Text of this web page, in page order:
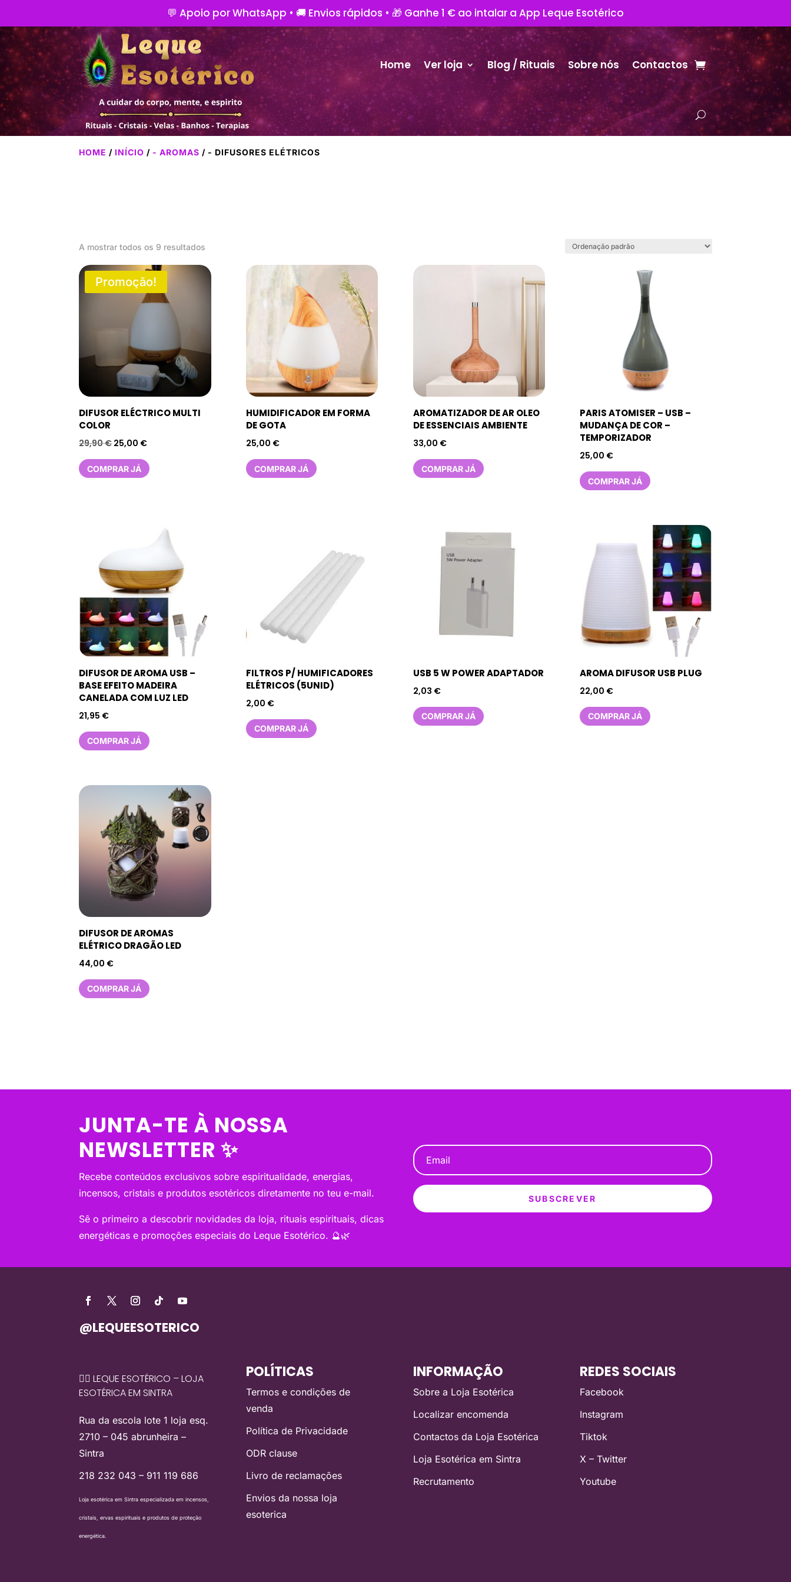
💬 Apoio por WhatsApp • 🚚 Envios rápidos • 🎁 Ganhe 1 € ao intalar a App Leque Esotérico
Home Ver loja Blog / Rituais Sobre nós Contactos
HOME / INÍCIO / - AROMAS / - DIFUSORES ELÉTRICOS
A mostrar todos os 9 resultados
Promoção!
DIFUSOR ELÉCTRICO MULTI
COLOR
29,90€O
preço
original
25,00 €O
atual
COMPRAR JÁ
HUMIDIFICADOR EM FORMA
DE GOTA
25,00 €
COMPRAR JÁ
AROMATIZADOR DE AR OLEO
DE ESSENCIAIS AMBIENTE
33,00 €
COMPRAR JÁ
PARIS ATOMISER – USB –
MUDANÇA DE COR –
TEMPORIZADOR
25,00 €
COMPRAR JÁ
DIFUSOR DE AROMA USB –
BASE EFEITO MADEIRA
CANELADA COM LUZ LED
21,95 €
COMPRAR JÁ
FILTROS P/ HUMIFICADORES
ELÉTRICOS (5UNID)
2,00 €
COMPRAR JÁ
USB 5 W POWER ADAPTADOR
2,03 €
COMPRAR JÁ
AROMA DIFUSOR USB PLUG
22,00 €
COMPRAR JÁ
DIFUSOR DE AROMAS
ELÉTRICO DRAGÃO LED
44,00 €
COMPRAR JÁ
JUNTA-TE À NOSSA
NEWSLETTER ✨
Recebe conteúdos exclusivos sobre espiritualidade, energias,
incensos, cristais e produtos esotéricos diretamente no teu e-mail.
Sê o primeiro a descobrir novidades da loja, rituais espirituais, dicas
energéticas e promoções especiais do Leque Esotérico. 🔮🌿
SUBSCREVER
@LEQUEESOTERICO
🧙‍♀️ LEQUE ESOTÉRICO – LOJA
ESOTÉRICA EM SINTRA
Rua da escola lote 1 loja esq.
2710 – 045 abrunheira –
Sintra
218 232 043 – 911 119 686
Loja esotérica em Sintra especializada em incensos,
cristais, ervas espirituais e produtos de proteção
energética.
POLÍTICAS
Termos e condições de
venda
Política de Privacidade
ODR clause
Livro de reclamações
Envios da nossa loja
esoterica
INFORMAÇÃO
Sobre a Loja Esotérica
Localizar encomenda
Contactos da Loja Esotérica
Loja Esotérica em Sintra
Recrutamento
REDES SOCIAIS
Facebook
Instagram
Tiktok
X – Twitter
Youtube